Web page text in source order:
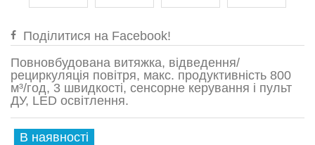
Поділитися на Facebook!
Повновбудована витяжка, відведення/
рециркуляція повітря, макс. продуктивність 800
м³/год, 3 швидкості, сенсорне керування і пульт
ДУ, LED освітлення.
В наявності